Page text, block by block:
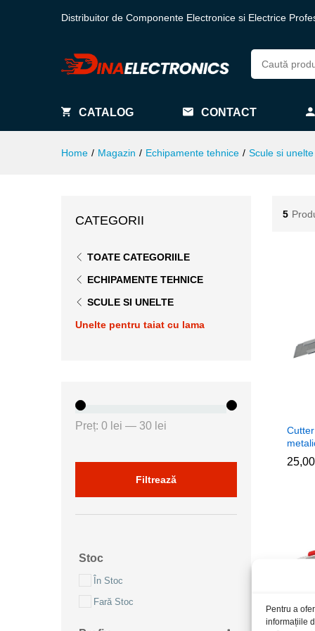
Pentru a
informațiile
Distribuitor de Componente Electronice si Electrice
CATALOG CONTACT
Home / Magazin / Echipamente tehnice / Scule si unelte
5
25,00
25,00
CATEGORII
TOATE CATEGORIILE
ECHIPAMENTE TEHNICE
SCULE SI UNELTE
Unelte pentru taiat cu lama
Filtrează
Preț: 0 lei — 30 lei
Stoc
În Stoc
Fară Stoc